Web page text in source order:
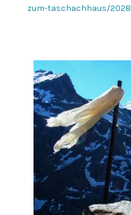
zum-taschachhaus/